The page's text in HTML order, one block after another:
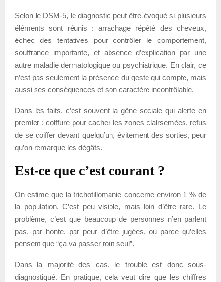
Selon le DSM-5, le diagnostic peut être évoqué si plusieurs
éléments sont réunis : arrachage répété des cheveux,
échec des tentatives pour contrôler le comportement,
souffrance importante, et absence d’explication par une
autre maladie dermatologique ou psychiatrique. En clair, ce
n’est pas seulement la présence du geste qui compte, mais
aussi ses conséquences et son caractère incontrôlable.
Dans les faits, c’est souvent la gêne sociale qui alerte en
premier : coiffure pour cacher les zones clairsemées, refus
de se coiffer devant quelqu’un, évitement des sorties, peur
qu’on remarque les dégâts.
Est-ce que c’est courant ?
On estime que la trichotillomanie concerne environ 1 % de
la population. C’est peu visible, mais loin d’être rare. Le
problème, c’est que beaucoup de personnes n’en parlent
pas, par honte, par peur d’être jugées, ou parce qu’elles
pensent que “ça va passer tout seul”.
Dans la majorité des cas, le trouble est donc sous-
diagnostiqué. En pratique, cela veut dire que les chiffres